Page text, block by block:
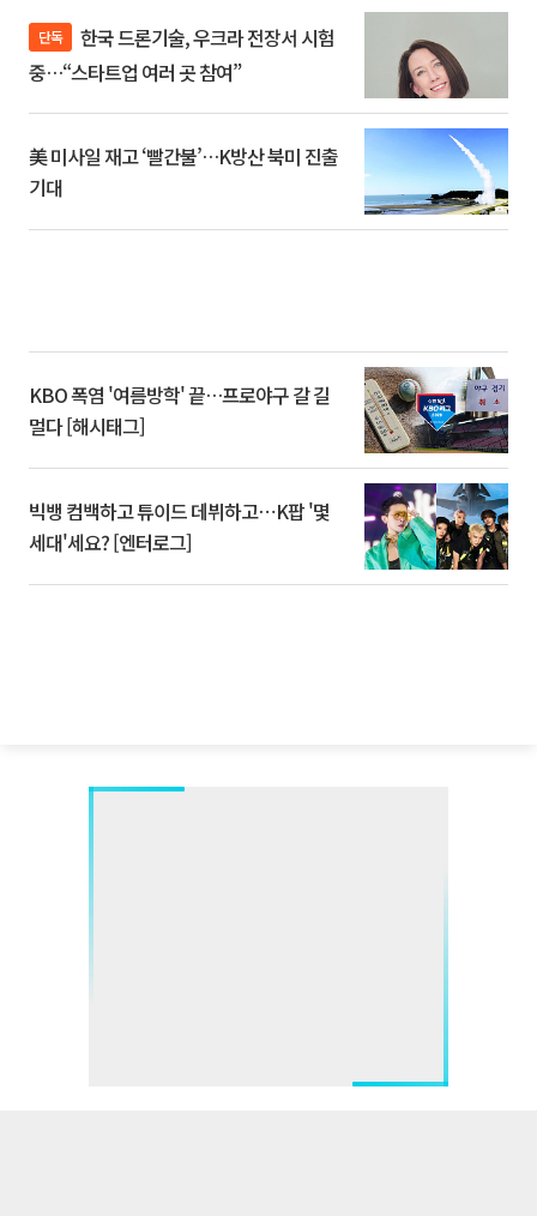
단독
중…“스타트업 여러 곳 참여”
美 미사일 재고 ‘빨간불’…K방산 북미 진출
기대
KBO 폭염 '여름방학' 끝…프로야구 갈 길
멀다 [해시태그]
빅뱅 컴백하고 튜이드 데뷔하고⋯K팝 '몇
세대'세요? [엔터로그]